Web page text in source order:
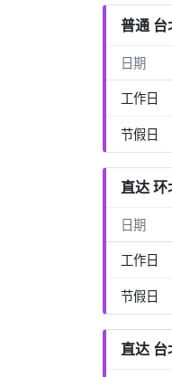
普通 台
日期
工作日
节假日
直达 环
日期
工作日
节假日
直达 台